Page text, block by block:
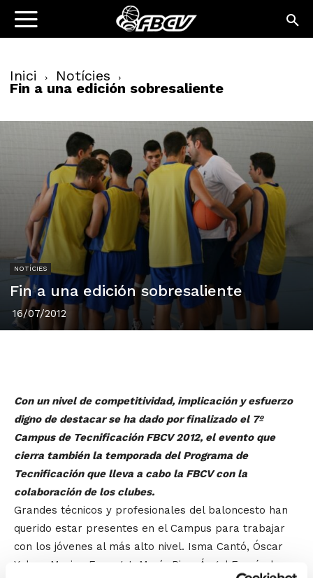
Inici Notícies
Fin a una edición sobresaliente
NOTÍCIES
Fin a una edición sobresaliente
16/07/2012
Con un nivel de competitividad, implicación y esfuerzo
digno de destacar se ha dado por finalizado el 7º
Campus de Tecnificación FBCV 2012, el evento que
cierra también la temporada del Programa de
Tecnificación que lleva a cabo la FBCV con la
colaboración de los clubes.
Grandes técnicos y profesionales del baloncesto han
querido estar presentes en el Campus para trabajar
con los jóvenes al más alto nivel. Isma Cantó, Óscar
Yebra, Marina Ferragut, María Pina, Ángel Fernández,